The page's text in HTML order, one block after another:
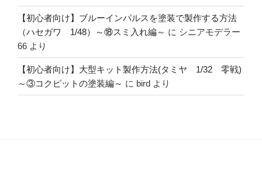
【初心者向け】ブルーインパルスを塗装で製作する方法
（ハセガワ 1/48）～⑱スミ入れ編～ に シニアモデラー
66 より
【初心者向け】大型キット製作方法(タミヤ 1/32 零戦)
～③コクピットの塗装編～ に bird より